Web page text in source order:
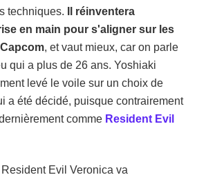
techniques.
Il réinventera
en main pour s'aligner sur les
, et vaut mieux, car on parle
qui a plus de 26 ans. Yoshiaki
levé le voile sur un choix de
a été décidé, puisque contrairement
comme Resident Evil
Evil Veronica va